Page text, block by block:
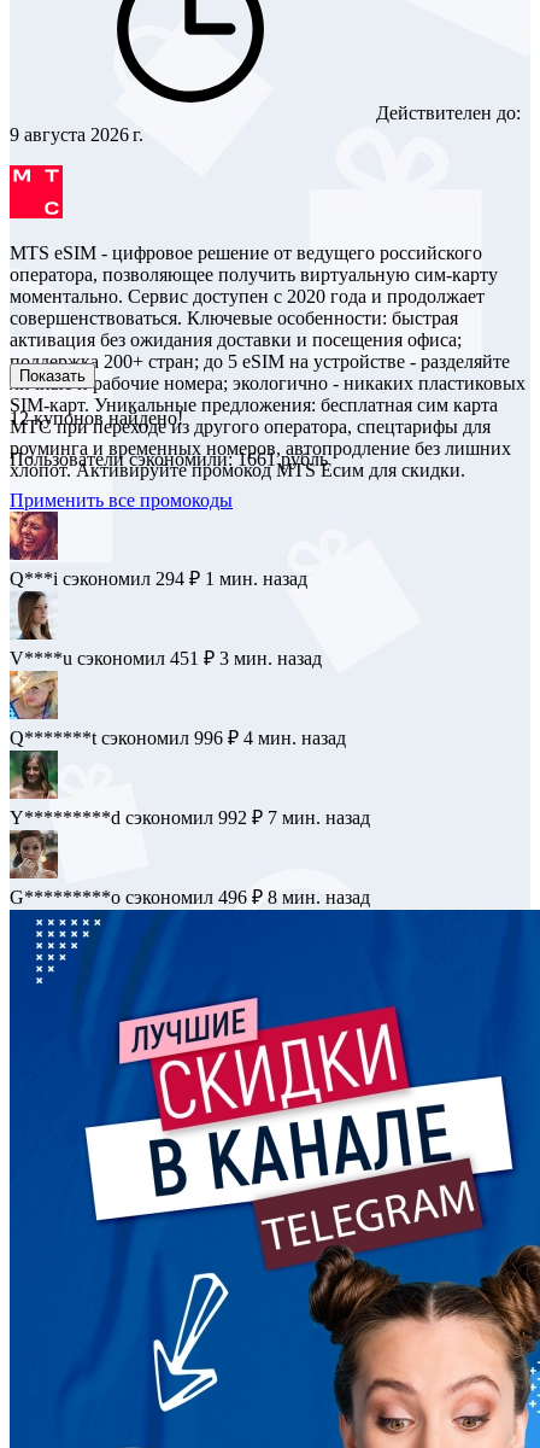
Действителен до:
9 августа 2026 г.
MTS eSIM - цифровое решение от ведущего российского
оператора, позволяющее получить виртуальную сим-карту
моментально. Сервис доступен с 2020 года и продолжает
совершенствоваться. Ключевые особенности: быстрая
активация без ожидания доставки и посещения офиса;
поддержка 200+ стран; до 5 eSIM на устройстве - разделяйте
личные и рабочие номера; экологично - никаких пластиковых
SIM-карт. Уникальные предложения: бесплатная сим карта
МТС при переходе из другого оператора, спецтарифы для
роуминга и временных номеров, автопродление без лишних
хлопот. Активируйте промокод MTS Есим для скидки.
Показать
12купонов найдено!
Пользователи сэкономили: 1661 рубль
Применить все промокоды
D*n сэкономил 376 ₽ 1 мин. назад
Q***i сэкономил 294 ₽ 1 мин. назад
V****u сэкономил 451 ₽ 3 мин. назад
Q*******t сэкономил 996 ₽ 4 мин. назад
Y*********d сэкономил 992 ₽ 7 мин. назад